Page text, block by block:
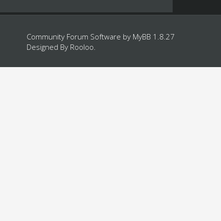
Community Forum Software by MyBB 1.8.27
Designed By Rooloo.